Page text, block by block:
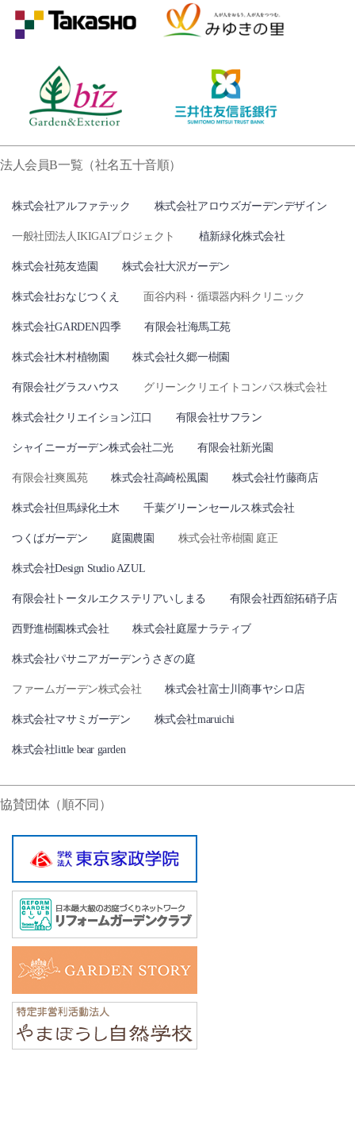
法人会員B一覧（社名五十音順）
株式会社アルファテック 株式会社アロウズガーデンデザイン
一般社団法人IKIGAIプロジェクト 植新緑化株式会社
株式会社苑友造園 株式会社大沢ガーデン
株式会社おなじつくえ 面谷内科・循環器内科クリニック
株式会社GARDEN四季 有限会社海馬工苑
株式会社木村植物園 株式会社久郷一樹園
有限会社グラスハウス グリーンクリエイトコンパス株式会社
株式会社クリエイション江口 有限会社サフラン
シャイニーガーデン株式会社二光 有限会社新光園
有限会社爽風苑 株式会社高崎松風園 株式会社竹藤商店
株式会社但馬緑化土木 千葉グリーンセールス株式会社
つくばガーデン 庭園農園 株式会社帝樹園 庭正
株式会社Design Studio AZUL
有限会社トータルエクステリアいしまる 有限会社西舘拓硝子店
西野進樹園株式会社 株式会社庭屋ナラティブ
株式会社パサニアガーデンうさぎの庭
ファームガーデン株式会社 株式会社富士川商事ヤシロ店
株式会社マサミガーデン 株式会社maruichi
株式会社little bear garden
協賛団体（順不同）